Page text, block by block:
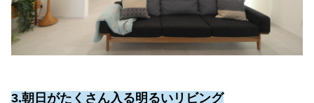
3.朝日がたくさん入る明るいリビング